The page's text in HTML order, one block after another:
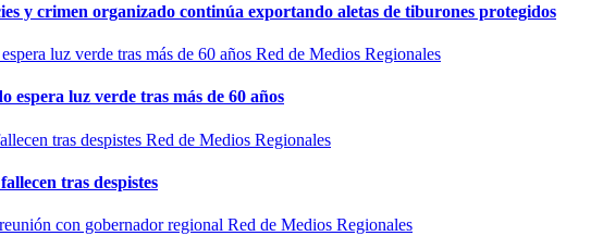
y crimen organizado continúa exportando aletas de tiburones protegidos
Red de Medios Regionales
luz verde tras más de 60 años
Red de Medios Regionales
tras despistes
Red de Medios Regionales